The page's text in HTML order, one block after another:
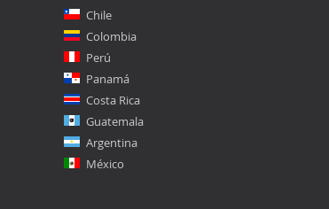
Chile
Colombia
Perú
Panamá
Costa Rica
Guatemala
Argentina
México